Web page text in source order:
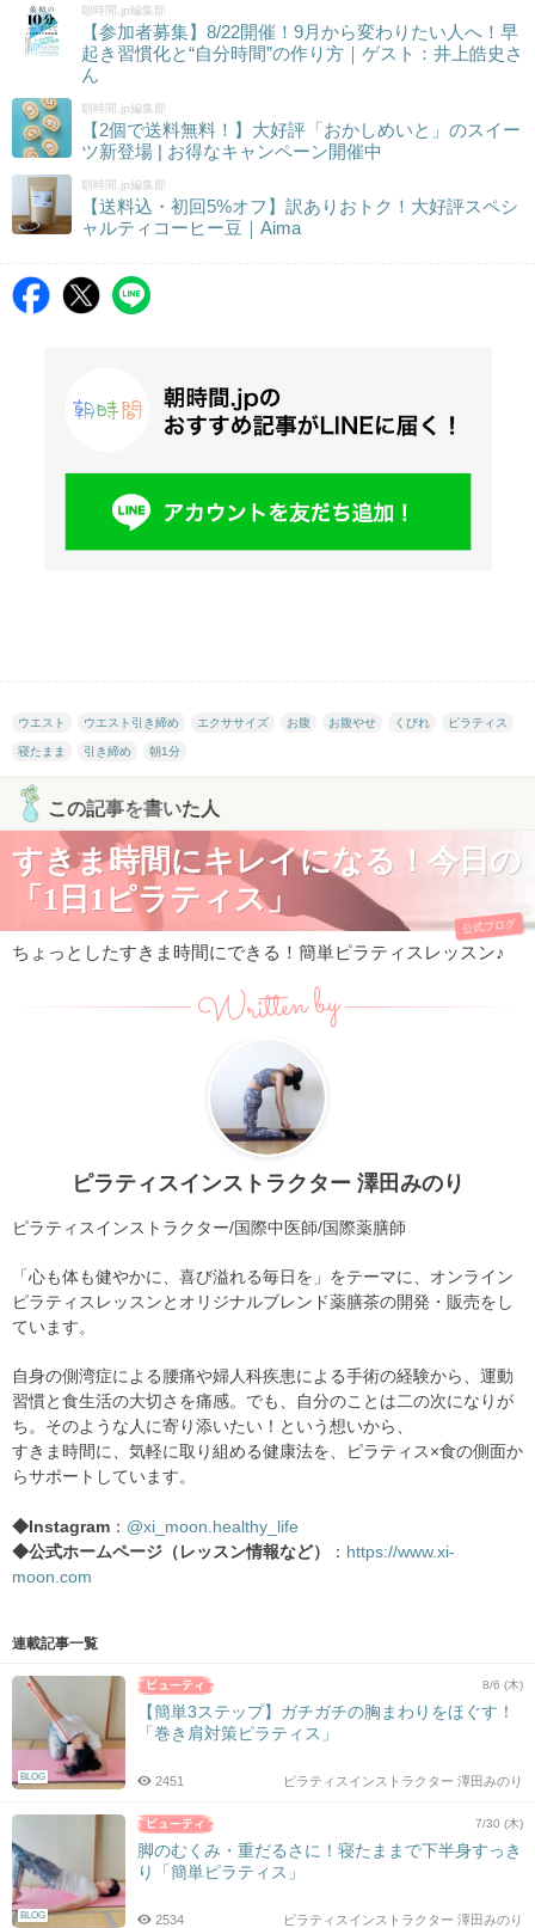
朝時間.jp編集部
【参加者募集】8/22開催！9月から変わりたい人へ！早
起き習慣化と“自分時間”の作り方｜ゲスト：井上皓史さ
ん
朝時間.jp編集部
【2個で送料無料！】大好評「おかしめいと」のスイー
ツ新登場 | お得なキャンペーン開催中
朝時間.jp編集部
【送料込・初回5%オフ】訳ありおトク！大好評スペシ
ャルティコーヒー豆｜Aima
ウエスト ウエスト引き締め エクササイズ お腹 お腹やせ くびれ ピラティス
寝たまま 引き締め 朝1分
この記事を書いた人
すきま時間にキレイになる！今日の
「1日1ピラティス」
公式ブログ
ちょっとしたすきま時間にできる！簡単ピラティスレッスン♪
Written by
ピラティスインストラクター 澤田みのり
ピラティスインストラクター/国際中医師/国際薬膳師
「心も体も健やかに、喜び溢れる毎日を」をテーマに、オンライン
ピラティスレッスンとオリジナルブレンド薬膳茶の開発・販売をし
ています。
自身の側湾症による腰痛や婦人科疾患による手術の経験から、運動
習慣と食生活の大切さを痛感。でも、自分のことは二の次になりが
ち。そのような人に寄り添いたい！という想いから、
すきま時間に、気軽に取り組める健康法を、ピラティス×食の側面か
らサポートしています。
◆Instagram ： @xi_moon.healthy_life
◆公式ホームページ（レッスン情報など）
： https://www.xi-
moon.com
連載記事一覧
BLOG
8/6 (木)
【簡単3ステップ】ガチガチの胸まわりをほぐす！
「巻き肩対策ピラティス」
ピラティスインストラクター 澤田みのり
2451
BLOG
7/30 (木)
脚のむくみ・重だるさに！寝たままで下半身すっき
り「簡単ピラティス」
ピラティスインストラクター 澤田みのり
2534